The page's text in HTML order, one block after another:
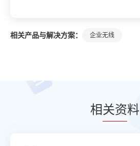
相关产品与解决方案： 企业无线
相关资料